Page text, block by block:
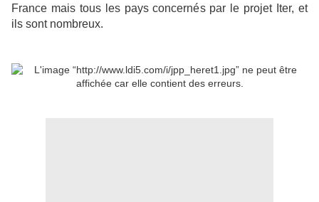
France mais tous les pays concernés par le projet Iter, et
ils sont nombreux.